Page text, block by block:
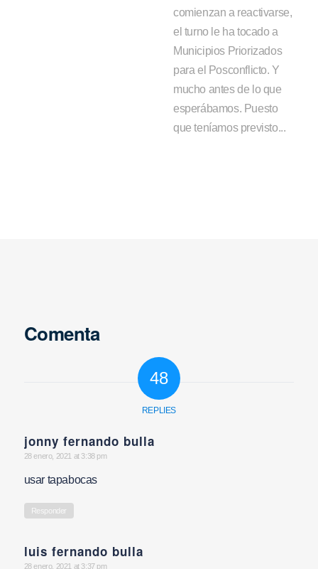
comienzan a reactivarse,
el turno le ha tocado a
Municipios Priorizados
para el Posconflicto. Y
mucho antes de lo que
esperábamos. Puesto
que teníamos previsto...
Comenta
48
REPLIES
jonny fernando bulla
says:
28 enero, 2021 at 3:38 pm
usar tapabocas
Responder
luis fernando bulla
says:
28 enero, 2021 at 3:37 pm